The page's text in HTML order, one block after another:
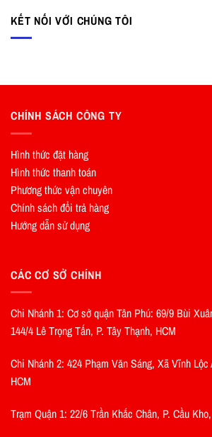
KẾT NỐI VỚI CHÚNG TÔI
CHÍNH SÁCH CÔNG TY
Hình thức đặt hàng
Hình thức thanh toán
Phương thức vận chuyên
Chính sách đổi trả hàng
Hướng dẫn sử dụng
CÁC CƠ SỞ CHÍNH
Chi Nhánh 1: Cơ sở quận Tân Phú: 69/9 Bùi
144/4 Lê Trọng Tấn, P. Tây Thạnh, HCM
Chi Nhánh 2: 424 Phạm Văn Sáng, Xã Vĩnh
HCM
Trạm Quận 1: 22/6 Trần Khắc Chân, P. Cầu